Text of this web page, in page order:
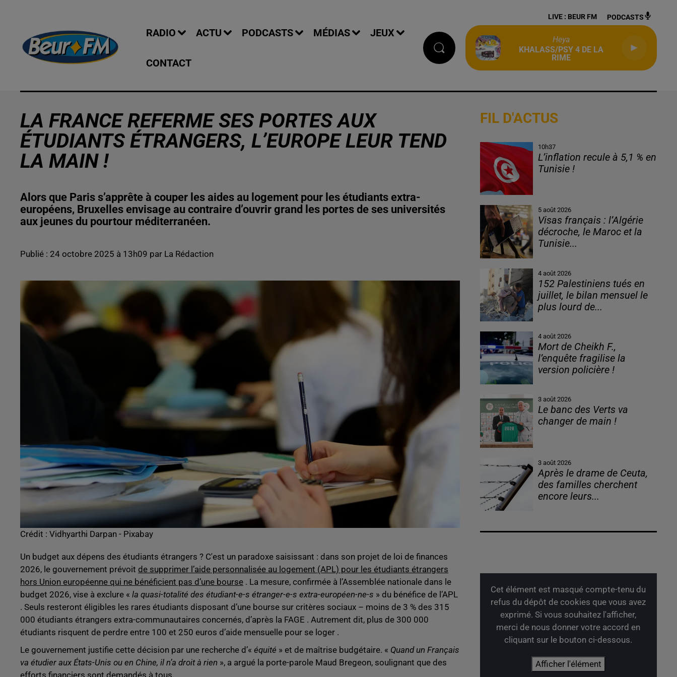
RADIO ACTU PODCASTS MÉDIAS JEUX
CONTACT
LIVE : BEUR FM PODCASTS
Heya
KHALASS/PSY 4 DE LA
RIME
LA FRANCE REFERME SES PORTES AUX
ÉTUDIANTS ÉTRANGERS, L’EUROPE LEUR TEND
LA MAIN !
Alors que Paris s’apprête à couper les aides au logement pour les étudiants extra-
européens, Bruxelles envisage au contraire d’ouvrir grand les portes de ses universités
aux jeunes du pourtour méditerranéen.
Publié : 24 octobre 2025 à 13h09 par La Rédaction
Crédit : Vidhyarthi Darpan - Pixabay
Un budget aux dépens des étudiants étrangers ? C'est un paradoxe saisissant : dans son projet de loi de finances
2026, le gouvernement prévoit de supprimer l’aide personnalisée au logement (APL) pour les étudiants étrangers
hors Union européenne qui ne bénéficient pas d’une bourse . La mesure, confirmée à l’Assemblée nationale dans le
budget 2026, vise à exclure « la quasi-totalité des étudiant-e-s étranger-e-s extra-européen-ne-s » du bénéfice de l’APL
. Seuls resteront éligibles les rares étudiants disposant d’une bourse sur critères sociaux – moins de 3 % des 315
000 étudiants étrangers extra-communautaires concernés, d’après la FAGE . Autrement dit, plus de 300 000
étudiants risquent de perdre entre 100 et 250 euros d’aide mensuelle pour se loger .
Le gouvernement justifie cette décision par une recherche d’« équité » et de maîtrise budgétaire. « Quand un Français
va étudier aux États-Unis ou en Chine, il n’a droit à rien », a argué la porte-parole Maud Bregeon, soulignant que des
FIL D'ACTUS
10h37
L’inflation recule à 5,1 % en
Tunisie !
5 août 2026
Visas français : l’Algérie
décroche, le Maroc et la
Tunisie...
4 août 2026
152 Palestiniens tués en
juillet, le bilan mensuel le
plus lourd de...
4 août 2026
Mort de Cheikh F.,
l’enquête fragilise la
version policière !
3 août 2026
Le banc des Verts va
changer de main !
3 août 2026
Après le drame de Ceuta,
des familles cherchent
encore leurs...
Cet élément est masqué compte-tenu du
refus du dépôt de cookies que vous avez
exprimé. Si vous souhaitez l'afficher,
merci de nous donner votre accord en
cliquant sur le bouton ci-dessous.
Afficher l'élément